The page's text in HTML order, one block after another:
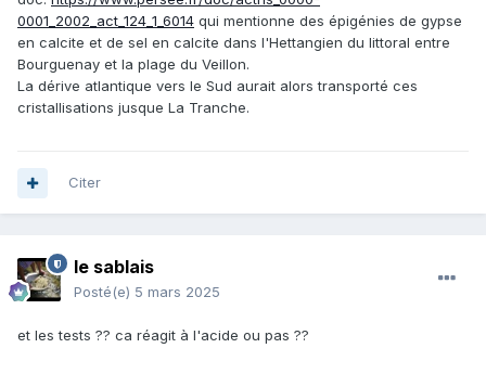
0001_2002_act_124_1_6014 qui mentionne des épigénies de gypse
en calcite et de sel en calcite dans l'Hettangien du littoral entre
Bourguenay et la plage du Veillon.
La dérive atlantique vers le Sud aurait alors transporté ces
cristallisations jusque La Tranche.
Citer
le sablais
Posté(e) 5 mars 2025
et les tests ?? ca réagit à l'acide ou pas ??